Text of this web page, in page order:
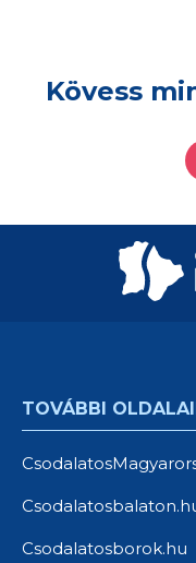
Kövess
TOVÁBBI
Csodalatosborok.hu